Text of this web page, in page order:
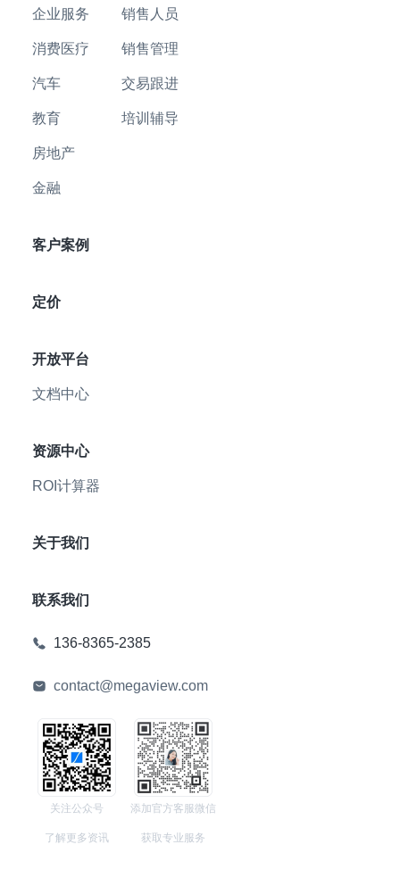
企业服务
消费医疗
汽车
教育
房地产
金融
销售人员
销售管理
交易跟进
培训辅导
客户案例
定价
开放平台
文档中心
资源中心
ROI计算器
关于我们
联系我们
136-8365-2385
contact@megaview.com
关注公众号
了解更多资讯
添加官方客服微信
获取专业服务